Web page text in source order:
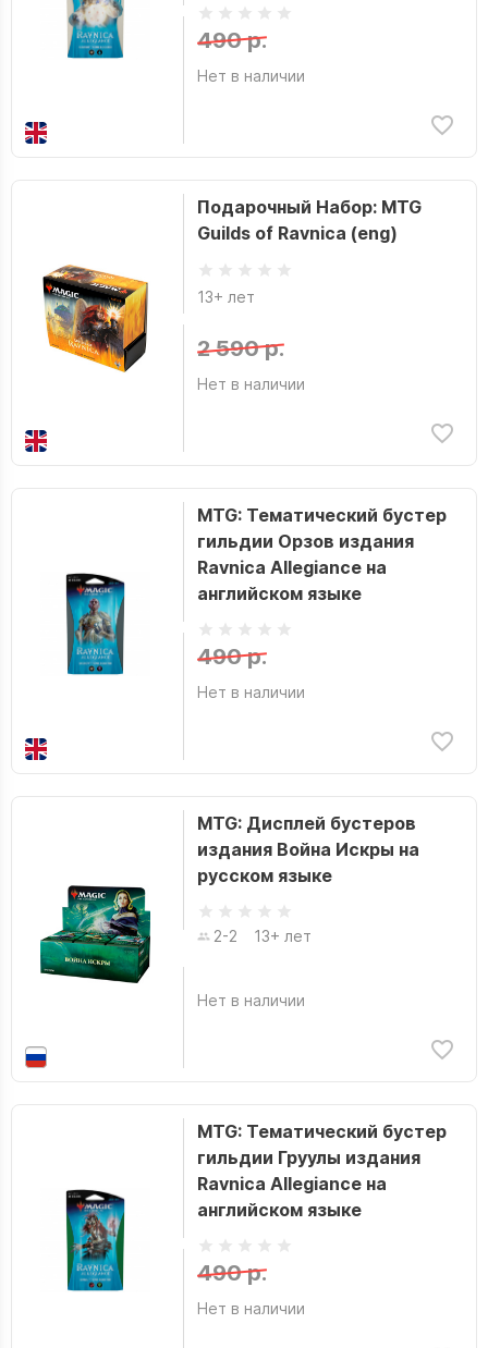
490 р.
Нет в наличии
Подарочный Набор: MTG
Guilds of Ravnica (eng)
13+ лет
2 590 р.
Нет в наличии
MTG: Тематический бустер
гильдии Орзов издания
Ravnica Allegiance на
английском языке
490 р.
Нет в наличии
MTG: Дисплей бустеров
издания Война Искры на
русском языке
2-2 13+ лет
Нет в наличии
MTG: Тематический бустер
гильдии Груулы издания
Ravnica Allegiance на
английском языке
490 р.
Нет в наличии